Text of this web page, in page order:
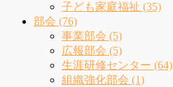
子ども家庭福祉 (35)
部会 (76)
事業部会 (5)
広報部会 (5)
生涯研修センター (64)
組織強化部会 (1)